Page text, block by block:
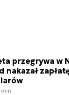
przegrywa w
nakazał